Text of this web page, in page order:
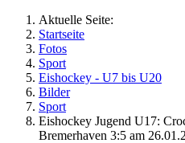
Aktuelle Seite:
Startseite
Fotos
Sport
Eishockey - U7 bis U20
Bilder
Sport
Eishockey Jugend U17:
Bremerhaven 3:5 am